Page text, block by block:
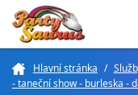
Hlavní stránka /
- taneční show - burleska -